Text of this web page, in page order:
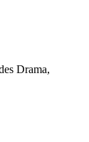
Drama,